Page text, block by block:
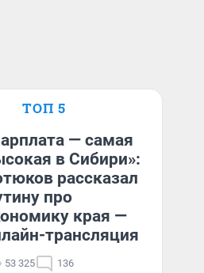
ТОП 5
— самая
в Сибири»:
рассказал
про
края —
трансляция
53 325 136